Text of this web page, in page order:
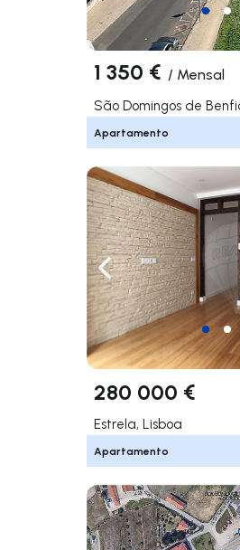
1 350 € / Mensal
São Domingos de
Apartamento
Navegação para a
280 000 €
Estrela, Lisboa
Apartamento